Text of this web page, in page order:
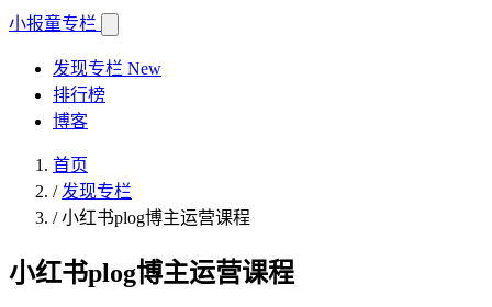
小报童专栏
发现专栏 New
排行榜
博客
首页
/ 发现专栏
/小红书plog博主运营课程
小红书plog博主运营课程